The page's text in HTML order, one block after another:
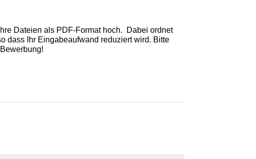
Dateien als PDF-Format hoch. Dabei ordnet
dass Ihr Eingabeaufwand reduziert wird. Bitte